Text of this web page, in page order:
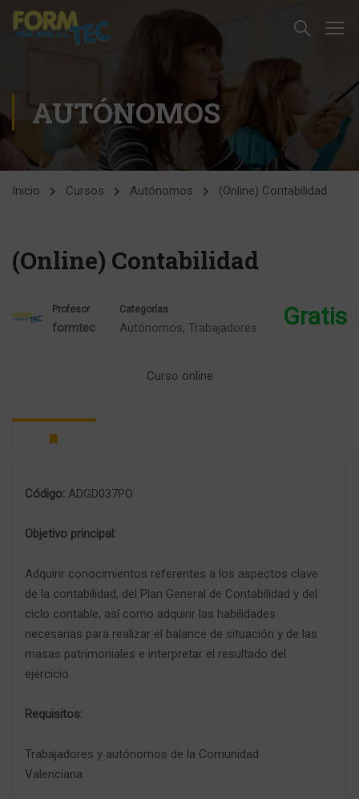
AUTÓNOMOS
Inicio Cursos Autónomos (Online) Contabilidad
(Online) Contabilidad
Profesor
formtec
Categorías
Autónomos, Trabajadores Gratis
Curso online
Código: ADGD037PO
Objetivo principal:
Adquirir conocimientos referentes a los aspectos clave
de la contabilidad, del Plan General de Contabilidad y del
ciclo contable, así como adquirir las habilidades
necesarias para realizar el balance de situación y de las
masas patrimoniales e interpretar el resultado del
ejercicio.
Requisitos:
Trabajadores y autónomos de la Comunidad
Valenciana.